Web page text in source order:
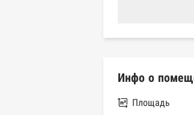
Инфо о
Площадь